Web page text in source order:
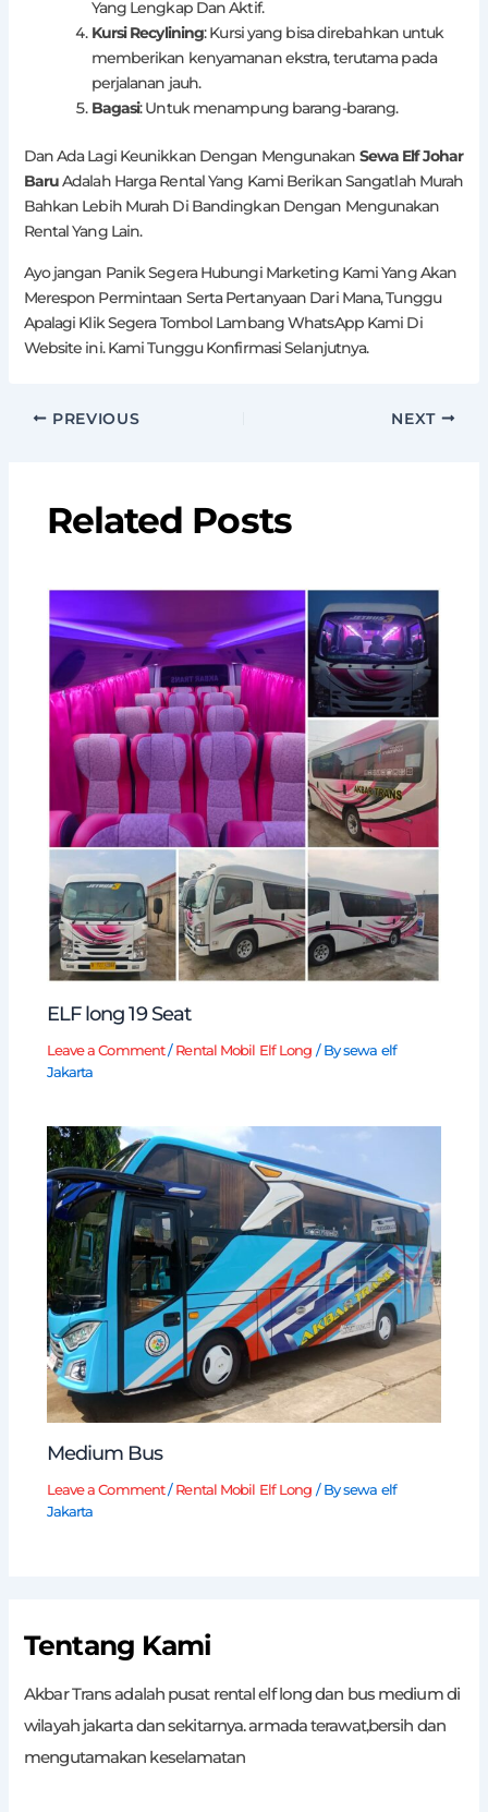
Yang Lengkap Dan Aktif.
Kursi Recylining: Kursi yang bisa direbahkan untuk
memberikan kenyamanan ekstra, terutama pada
perjalanan jauh.
Bagasi: Untuk menampung barang-barang.
Dan Ada Lagi Keunikkan Dengan Mengunakan Sewa Elf Johar
BaruAdalah Harga Rental Yang Kami Berikan Sangatlah Murah
Bahkan Lebih Murah Di Bandingkan Dengan Mengunakan
Rental Yang Lain.
Ayo jangan Panik Segera Hubungi Marketing Kami Yang Akan
Merespon Permintaan Serta Pertanyaan Dari Mana, Tunggu
Apalagi Klik Segera Tombol Lambang WhatsApp Kami Di
Website ini. Kami Tunggu Konfirmasi Selanjutnya.
PREVIOUS NEXT
Related Posts
ELF long 19 Seat
Leave a Comment / Rental Mobil Elf Long / Bysewa elf
Jakarta
Medium Bus
Leave a Comment / Rental Mobil Elf Long / Bysewa elf
Jakarta
Tentang Kami
Akbar Trans adalah pusat rental elf long dan bus medium di
wilayah jakarta dan sekitarnya. armada terawat,bersih dan
mengutamakan keselamatan